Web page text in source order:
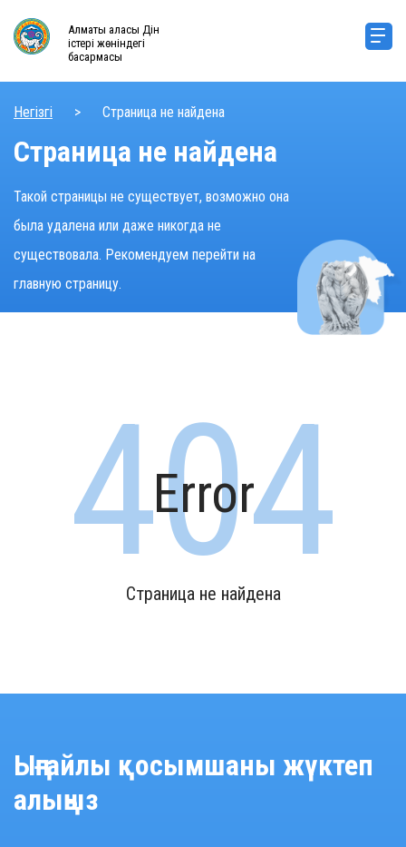
Алматы қаласы Дін
істері жөніндегі
басқармасы
Негізгі > Страница не найдена
Страница не найдена
Такой страницы не существует, возможно она
была удалена или даже никогда не
существовала. Рекомендуем перейти на
главную страницу.
Error
Страница не найдена
Ыңғайлы қосымшаны жүктеп
алыңыз